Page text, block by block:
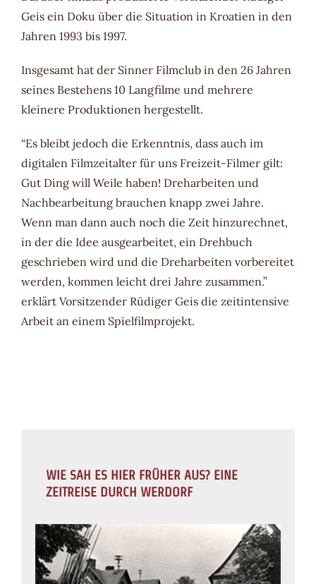
Geis ein Doku über die Situation in Kroatien in den
Jahren 1993 bis 1997.
Insgesamt hat der Sinner Filmclub in den 26 Jahren
seines Bestehens 10 Langfilme und mehrere
kleinere Produktionen hergestellt.
“Es bleibt jedoch die Erkenntnis, dass auch im
digitalen Filmzeitalter für uns Freizeit-Filmer gilt:
Gut Ding will Weile haben! Dreharbeiten und
Nachbearbeitung brauchen knapp zwei Jahre.
Wenn man dann auch noch die Zeit hinzurechnet,
in der die Idee ausgearbeitet, ein Drehbuch
geschrieben wird und die Dreharbeiten vorbereitet
werden, kommen leicht drei Jahre zusammen.”
erklärt Vorsitzender Rüdiger Geis die zeitintensive
Arbeit an einem Spielfilmprojekt.
WIE SAH ES HIER FRÜHER AUS? EINE
ZEITREISE DURCH WERDORF